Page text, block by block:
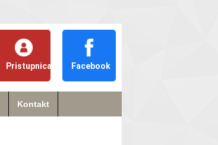
Pristupnica Facebook
Kontakt